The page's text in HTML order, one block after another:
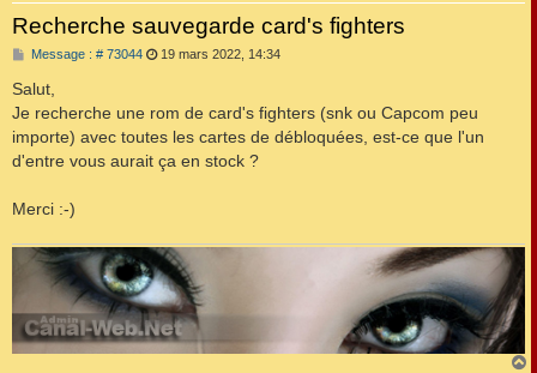
Recherche sauvegarde card's fighters
Message : # 73044M
a
g
e
19 mars 2022, 14:34
Salut,
Je recherche une rom de card's fighters (snk ou Capcom peu
importe) avec toutes les cartes de débloquées, est-ce que l'un
d'entre vous aurait ça en stock ?
Merci :-)